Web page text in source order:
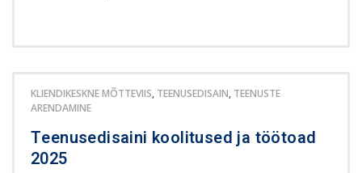
KLIENDIKESKNE MÕTTEVIIS, TEENUSEDISAIN, TEENUSTE
ARENDAMINE
Teenusedisaini koolitused ja töötoad
2025